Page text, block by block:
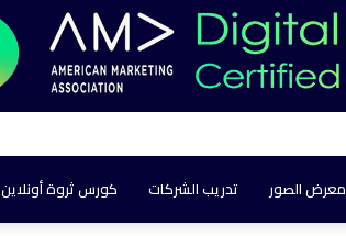
معرض الصور تدريب الشركات كورس ثروة أونلاين